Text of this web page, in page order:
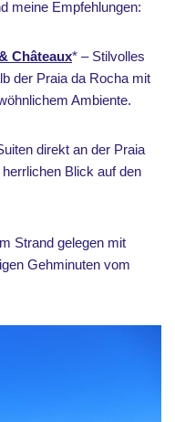
meine Empfehlungen:
Châteaux* – Stilvolles
der Praia da Rocha mit
Ambiente.
direkt an der Praia
Blick auf den
Strand gelegen mit
Gehminuten vom